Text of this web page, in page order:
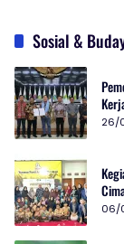
Sosial &
26/
06/